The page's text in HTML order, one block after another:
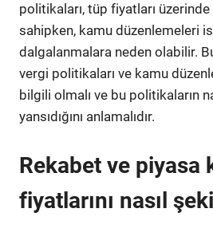
politikaları, tüp fiyatları
sahipken, kamu düzenlemeleri
dalgalanmalara neden olabilir.
vergi politikaları ve kamu
bilgili olmalı ve bu politikaların
yansıdığını anlamalıdır.
Rekabet ve piyasa
fiyatlarını nasıl